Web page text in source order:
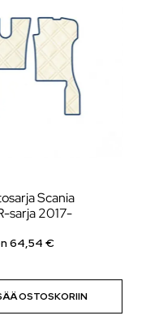
Scania
sarja 2017-
64,54 €
OSTOSKORIIN